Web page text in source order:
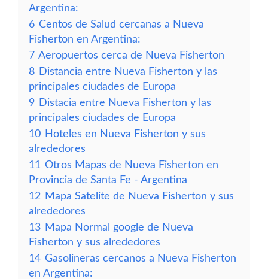
Argentina:
6 Centos de Salud cercanas a Nueva
Fisherton en Argentina:
7 Aeropuertos cerca de Nueva Fisherton
8 Distancia entre Nueva Fisherton y las
principales ciudades de Europa
9 Distacia entre Nueva Fisherton y las
principales ciudades de Europa
10 Hoteles en Nueva Fisherton y sus
alrededores
11 Otros Mapas de Nueva Fisherton en
Provincia de Santa Fe - Argentina
12 Mapa Satelite de Nueva Fisherton y sus
alrededores
13 Mapa Normal google de Nueva
Fisherton y sus alrededores
14 Gasolineras cercanos a Nueva Fisherton
en Argentina: